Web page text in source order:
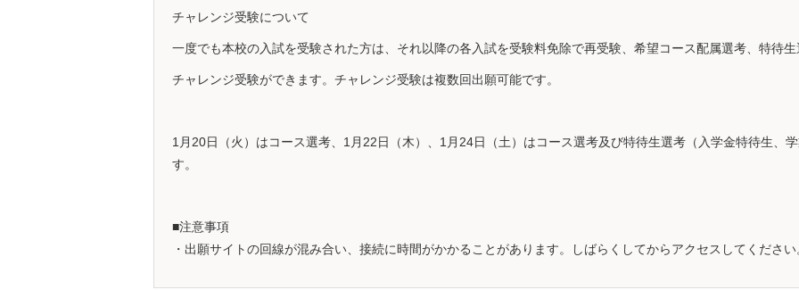
チャレンジ受験について
一度でも本校の入試を受験された方は、それ以降の各入試を受験料免除で再受験、希望コース配属選考、特待生
チャレンジ受験ができます。チャレンジ受験は複数回出願可能です。
1月20日（火）はコース選考、1月22日（木）、1月24日（土）はコース選考及び特待生選考（入学金特待生、
す。
■注意事項
・出願サイトの回線が混み合い、接続に時間がかかることがあります。しばらくしてからアクセスしてください